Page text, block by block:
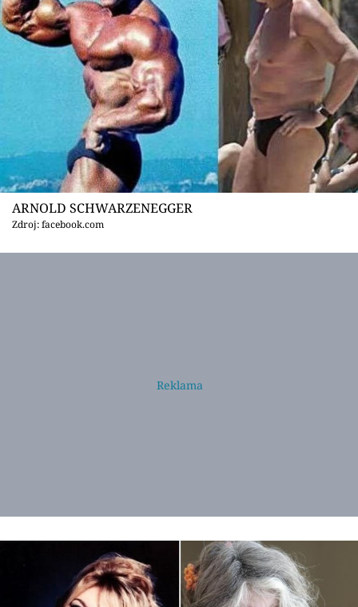
ARNOLD SCHWARZENEGGER
Zdroj: facebook.com